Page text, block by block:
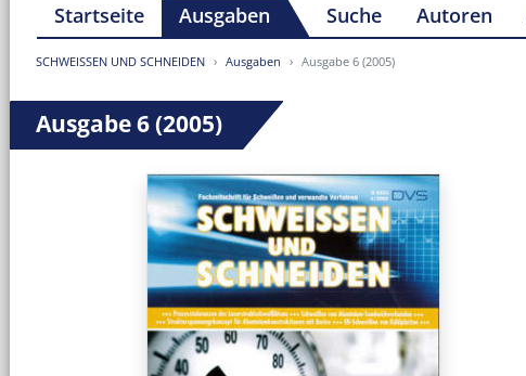
Startseite Ausgaben Suche Autoren
SCHWEISSEN UND SCHNEIDEN Ausgaben Ausgabe 6 (2005)
Ausgabe 6 (2005)